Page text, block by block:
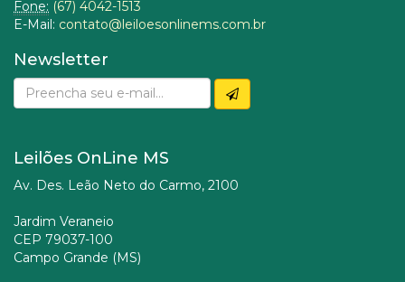
Fone: (67) 4042-1513
E-Mail: contato@leiloesonlinems.com.br
Newsletter
Leilões OnLine MS
Av. Des. Leão Neto do Carmo, 2100
Jardim Veraneio
CEP 79037-100
Campo Grande (MS)